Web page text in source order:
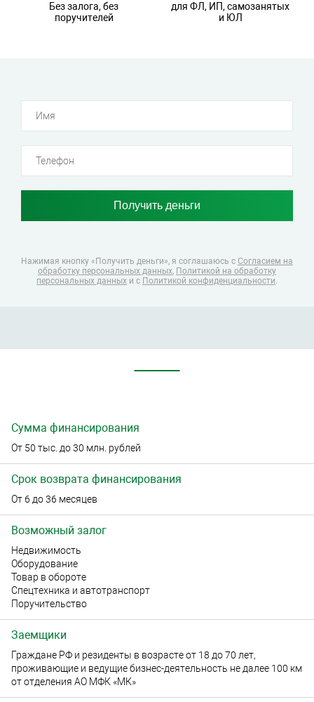
Без залога, без
поручителей
для ФЛ, ИП, самозанятых
и ЮЛ
Нажимая кнопку «Получить деньги», я соглашаюсь с Согласием на
обработку персональных данных, Политикой на обработку
персональных данных и с Политикой конфиденциальности.
Сумма финансирования
От 50 тыс. до 30 млн. рублей
Срок возврата финансирования
От 6 до 36 месяцев
Возможный залог
Недвижимость
Оборудование
Товар в обороте
Спецтехника и автотранспорт
Поручительство
Заемщики
Граждане РФ и резиденты в возрасте от 18 до 70 лет,
проживающие и ведущие бизнес-деятельность не далее 100 км
от отделения АО МФК «МК»